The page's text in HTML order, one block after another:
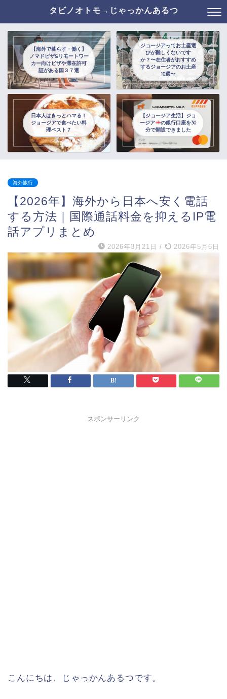
タビノオトモ→じゃっかんあるつ
【海外で暮らす・働く】
ノマドビザ&リモートワー
カー向けビザや滞在許可
証がある国３７選
ジョージアってお土産選
びが難しくないです
か？〜在住者がおすすめ
するジョージアのお土産
10選〜
日本人はきっとハマる！
ジョージアで食べたい料
理ベスト７
【ジョージア生活】ジョ
ージア
の銀行口座を30
分で開設できました
海外旅行
【2026年】海外から日本へ安く電話
する方法｜国際通話料金を抑えるIP電
話アプリまとめ
2026年3月21日 / 2026年5月6日
スポンサーリンク
こんにちは、じゃっかんあるつです。